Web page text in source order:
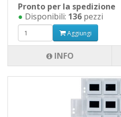
Pronto per la spedizione
● Disponibili: 136 pezzi
Aggiungi
INFO